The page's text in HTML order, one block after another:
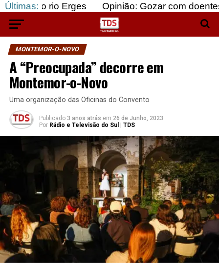
Últimas:
Erges Opinião: Gozar com doentes e bajular
MONTEMOR-O-NOVO
A “Preocupada” decorre em
Montemor-o-Novo
Uma organização das Oficinas do Convento
Publicado 3 anos atrás em 26 de Junho, 2023
Por Rádio e Televisão do Sul | TDS